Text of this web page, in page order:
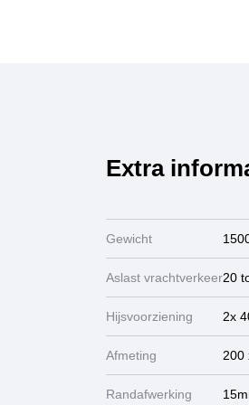
Extra
Gewicht
Aslast vrachtverkeer20
Hijsvoorziening 2x
Afmeting 200
Randafwerking